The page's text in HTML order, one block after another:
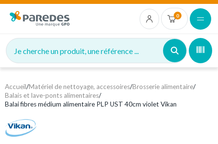
0
Je cherche un produit, une référence ...
Accueil/Matériel de nettoyage, accessoires/Brosserie alimentaire/
Balais et lave-ponts alimentaires/
Balai fibres médium alimentaire PLP UST 40cm violet Vikan